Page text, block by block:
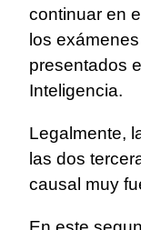
continuar en
los
presentados
Inteligencia.
Legalmente,
las dos
causal muy